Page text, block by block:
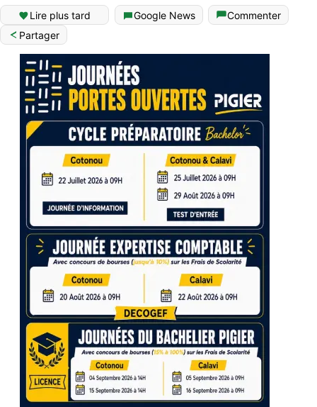
Lire plus tard Google News
Commenter
Partager